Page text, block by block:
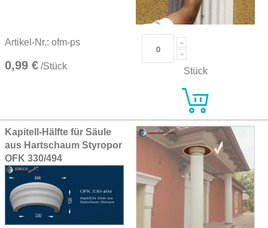
Artikel-Nr.: ofm-ps
0,99 € /Stück Stück
Kapitell-Hälfte für Säule
aus Hartschaum Styropor
OFK 330/494